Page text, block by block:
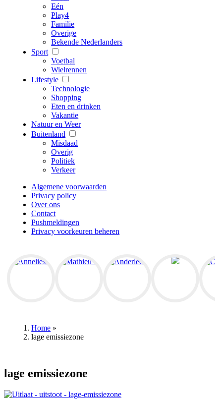
Eén
Play4
Familie
Overige
Bekende Nederlanders
Sport
Voetbal
Wielrennen
Lifestyle
Technologie
Shopping
Eten en drinken
Vakantie
Natuur en Weer
Buitenland
Misdaad
Overig
Politiek
Verkeer
Algemene voorwaarden
Privacy policy
Over ons
Contact
Pushmeldingen
Privacy voorkeuren beheren
Kruimelpad
Home »
lage emissiezone
lage emissiezone